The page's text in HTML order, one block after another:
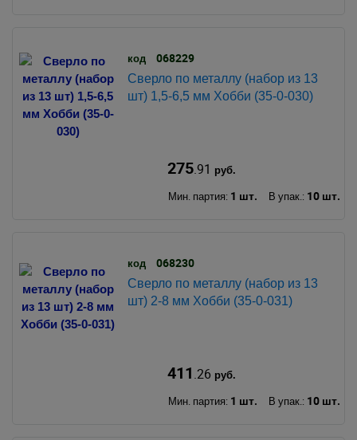
код 068229
Сверло по металлу (набор из 13
шт) 1,5-6,5 мм Хобби (35-0-030)
275.91 руб.
Мин. партия: 1 шт. В упак.: 10 шт.
код 068230
Сверло по металлу (набор из 13
шт) 2-8 мм Хобби (35-0-031)
411.26 руб.
Мин. партия: 1 шт. В упак.: 10 шт.